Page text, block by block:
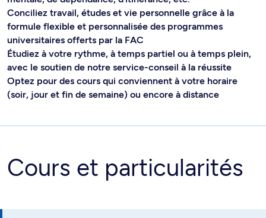
Conciliez travail, études et vie personnelle grâce à la
formule flexible et personnalisée des programmes
universitaires offerts par la FAC
Étudiez à votre rythme, à temps partiel ou à temps plein,
avec le soutien de notre service-conseil à la réussite
Optez pour des cours qui conviennent à votre horaire
(soir, jour et fin de semaine) ou encore à distance
Cours et particularités